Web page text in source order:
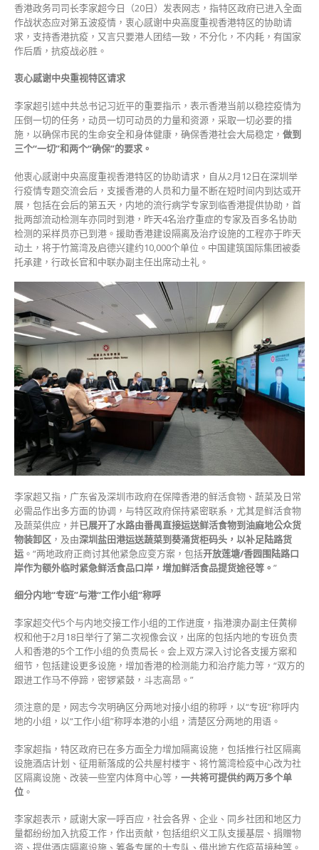
战
状
态
情
为
压
倒
切
任
务〉
中
香港政务司司长李家超今日（20日）发表网志，指特区政府已进入全面
作战状态应对第五波疫情，衷心感谢中央高度重视香港特区的协助请
求，支持香港抗疫，又言只要港人团结一致，不分化，不内耗，有国家
作后盾，抗疫战必胜。
衷心感谢中央重视特区请求
李家超引述中共总书记习近平的重要指示，表示香港当前以稳控疫情为
压倒一切的任务，动员一切可动员的力量和资源，采取一切必要的措
施，以确保市民的生命安全和身体健康，确保香港社会大局稳定， 做到
三个“一切”和两个“确保”的要求。
他衷心感谢中央高度重视香港特区的协助请求，自从2月12日在深圳举
行疫情专题交流会后，支援香港的人员和力量不断在短时间内到达或开
展，包括在会后的第五天，内地的流行病学专家到临香港提供协助，首
批两部流动检测车亦同时到港，昨天4名治疗重症的专家及百多名协助
检测的采样员亦已到港。援助香港建设隔离及治疗设施的工程亦于昨天
动土，将于竹篙湾及启德兴建约10,000个单位。中国建筑国际集团被委
托承建，行政长官和中联办副主任出席动土礼。
李家超又指，广东省及深圳市政府在保障香港的鲜活食物、蔬菜及日常
必需品作出多方面的协调，与特区政府保持紧密联系，尤其是鲜活食物
及蔬菜供应，并已展开了水路由番禺直接运送鲜活食物到油麻地公众货
物装卸区 ，及由深圳盐田港运送蔬菜到葵涌货柜码头，以补足陆路货
运 。“两地政府正商讨其他紧急应变方案，包括开放莲塘/香园围陆路口
岸作为额外临时紧急鲜活食品口岸，增加鲜活食品提货途径等。 ”
细分内地“专班”与港“工作小组”称呼
李家超交代5个与内地交接工作小组的工作进度，指港澳办副主任黄柳
权和他于2月18日举行了第二次视像会议，出席的包括内地的专班负责
人和香港的5个工作小组的负责局长。会上双方深入讨论各支援方案和
细节，包括建设更多设施，增加香港的检测能力和治疗能力等，“双方的
跟进工作马不停蹄，密锣紧鼓，斗志高昂。”
须注意的是，网志今次明确区分两地对接小组的称呼，以“专班”称呼内
地的小组，以“工作小组”称呼本港的小组，清楚区分两地的用语。
李家超指，特区政府已在多方面全力增加隔离设施，包括推行社区隔离
设施酒店计划、征用新落成的公共屋村楼宇、将竹篙湾检疫中心改为社
区隔离设施、改装一些室内体育中心等， 一共将可提供约两万多个单
位 。
李家超表示，感谢大家一呼百应，社会各界、企业、同乡社团和地区力
量都纷纷加入抗疫工作，作出贡献，包括组织义工队支援基层、捐赠物